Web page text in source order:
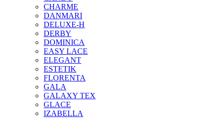
CHARME
DANMARI
DELUXE-H
DERBY
DOMINICA
EASY LACE
ELEGANT
ESTETIK
FLORENTA
GALA
GALAXY TEX
GLACE
IZABELLA